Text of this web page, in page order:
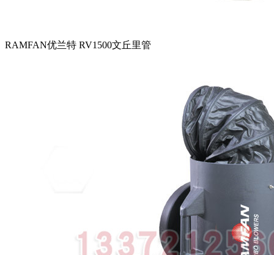
RAMFAN优兰特 RV1500文丘里管